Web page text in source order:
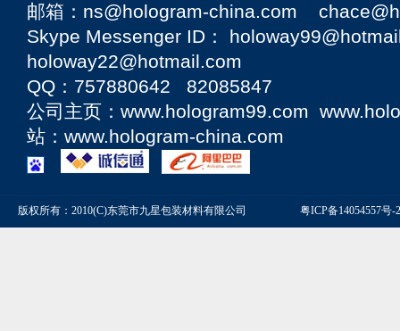
邮箱：ns@hologram-china.com
Skype Messenger ID：
holoway22@hotmail.com
QQ：757880642 82085847
公司主页： www.hologram99.com
站： www.hologram-china.com
版权所有：2010(C)东莞市九星包装材料有限公司 粤ICP备14054557号-2